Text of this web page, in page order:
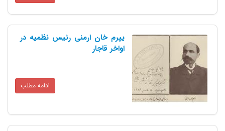
یپرم خان ارمنی رئیس نظمیه در
اواخر قاجار